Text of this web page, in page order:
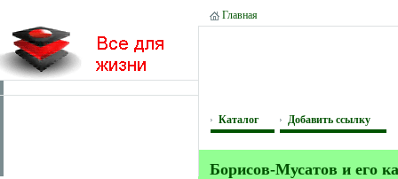
Главная
Каталог Добавить ссылку
Борисов-Мусатов и его